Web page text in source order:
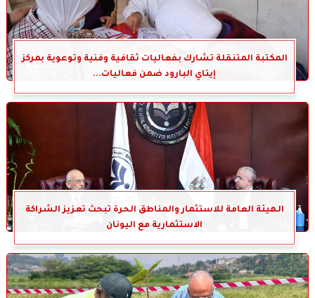
المكتبة المتنقلة تشارك بفعاليات ثقافية وفنية وتوعوية بمركز
إيتاي البارود ضمن فعاليات...
الهيئة العامة للاستثمار والمناطق الحرة تبحث تعزيز الشراكة
الاستثمارية مع اليونان